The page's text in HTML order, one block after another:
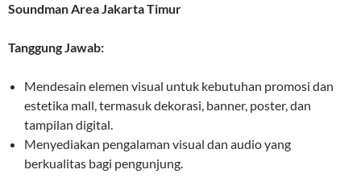
Soundman Area Jakarta Timur
Tanggung Jawab:
Mendesain elemen visual untuk kebutuhan promosi dan
estetika mall, termasuk dekorasi, banner, poster, dan
tampilan digital.
Menyediakan pengalaman visual dan audio yang
berkualitas bagi pengunjung.